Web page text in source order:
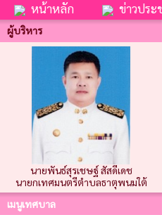
หน้าหลัก ข่าวปร
ผู้บริหาร
นายพันธ์สุรเชษฐ์ สัสดีเดช
นายกเทศมนตรีตำบลธาตุพนมใต้
เมนูเทศบาล